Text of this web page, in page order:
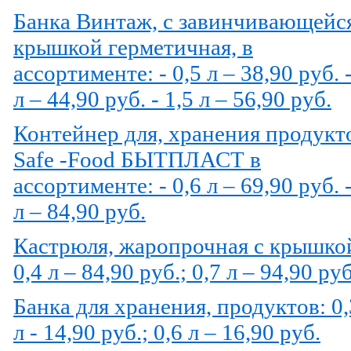
Банка Винтаж, с
крышкой герметичная, в
ассортименте: - 0,5 л – 38,90 руб.
л – 44,90 руб. - 1,5 л – 56,90 руб.
Контейнер для, хранения
Safe -Food БЫТПЛАСТ в
ассортименте: - 0,6 л – 69,90 руб.
л – 84,90 руб.
Кастрюля, жаропрочная с
0,4 л – 84,90 руб.; 0,7 л – 94,90
Банка для хранения, продуктов:
л - 14,90 руб.; 0,6 л – 16,90 руб.